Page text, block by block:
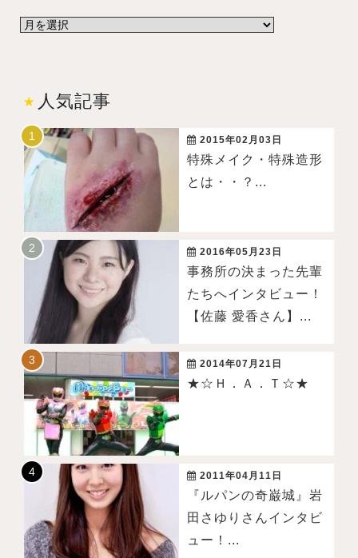
人気記事
2015年02月03日
特殊メイク・特殊造形
とは・・？...
2016年05月23日
事務所の決まった先輩
たちへインタビュー！
【佐藤 愛香さん】...
2014年07月21日
★☆Ｈ．Ａ．Ｔ☆★
2011年04月11日
『ルパンの奇巌城』岩
田さゆりさんインタビ
ュー！...